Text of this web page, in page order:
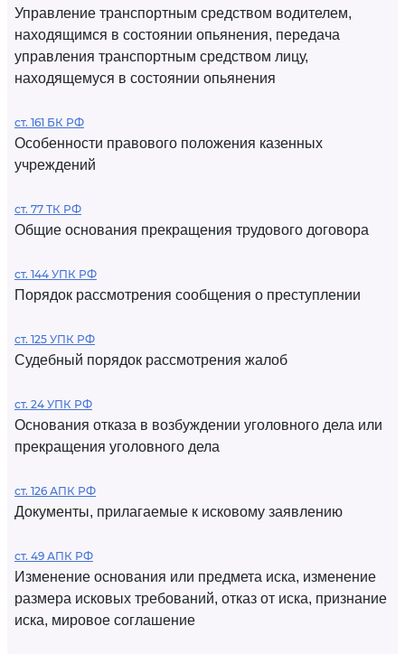
Управление транспортным средством водителем,
находящимся в состоянии опьянения, передача
управления транспортным средством лицу,
находящемуся в состоянии опьянения
ст. 161 БК РФ
Особенности правового положения казенных
учреждений
ст. 77 ТК РФ
Общие основания прекращения трудового договора
ст. 144 УПК РФ
Порядок рассмотрения сообщения о преступлении
ст. 125 УПК РФ
Судебный порядок рассмотрения жалоб
ст. 24 УПК РФ
Основания отказа в возбуждении уголовного дела или
прекращения уголовного дела
ст. 126 АПК РФ
Документы, прилагаемые к исковому заявлению
ст. 49 АПК РФ
Изменение основания или предмета иска, изменение
размера исковых требований, отказ от иска, признание
иска, мировое соглашение